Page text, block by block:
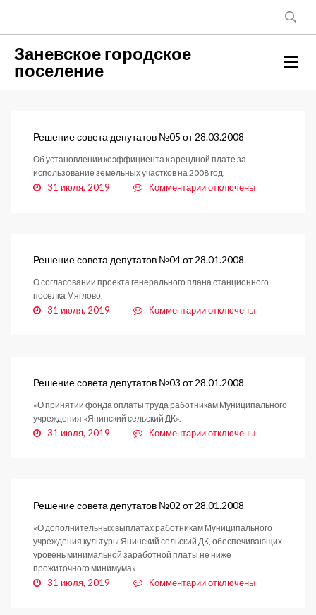
Заневское городское
поселение
Решение совета депутатов №05 от 28.03.2008
Об установлении коэффициента к арендной плате за
использование земельных участков на 2008 год.
31 июля, 2019 Комментариик
№05
28.03.2008
отключены
Решение совета депутатов №04 от 28.01.2008
О согласовании проекта генерального плана станционного
поселка Мяглово.
31 июля, 2019 Комментариик
№04
28.01.2008
отключены
Решение совета депутатов №03 от 28.01.2008
«О принятии фонда оплаты труда работникам Муниципального
учреждения «Янинский сельский ДК».
31 июля, 2019 Комментариик
№03
28.01.2008
отключены
Решение совета депутатов №02 от 28.01.2008
«О дополнительных выплатах работникам Муниципального
учреждения культуры Янинский сельский ДК, обеспечивающих
уровень минимальной заработной платы не ниже
прожиточного минимума»
31 июля, 2019 Комментариикотключены